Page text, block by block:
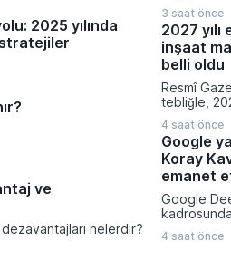
2025 yılında
ve
nelerdir?
indirim
İndirim
Tüketim
edilmesi
fiyatlarına
3 saat önce
2027
inşaat
belli oldu
Resmî
tebliğle,
normal
belirlendi.
fabrikalara,
23 farklı
bedelleri
4 saat önce
Google
Koray
emanet
Google
insanı
4 saat önce